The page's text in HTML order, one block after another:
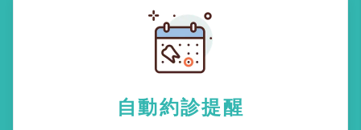
自動約診提醒